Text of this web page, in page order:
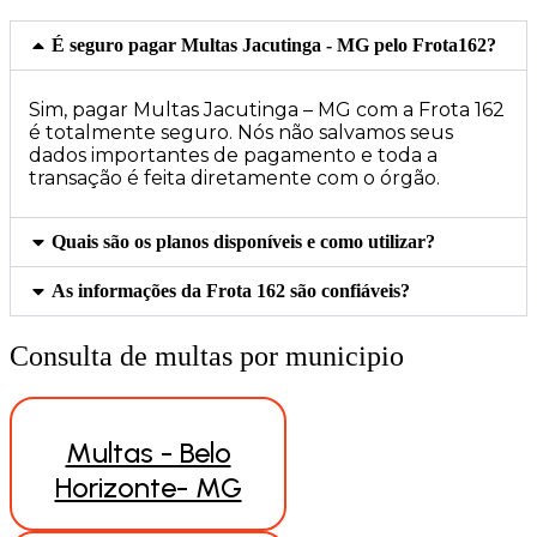
É seguro pagar Multas Jacutinga - MG pelo Frota162?
Sim, pagar Multas Jacutinga – MG com a Frota 162
é totalmente seguro. Nós não salvamos seus
dados importantes de pagamento e toda a
transação é feita diretamente com o órgão.
Quais são os planos disponíveis e como utilizar?
As informações da Frota 162 são confiáveis?
Consulta de multas por municipio
Multas - Belo
Horizonte- MG